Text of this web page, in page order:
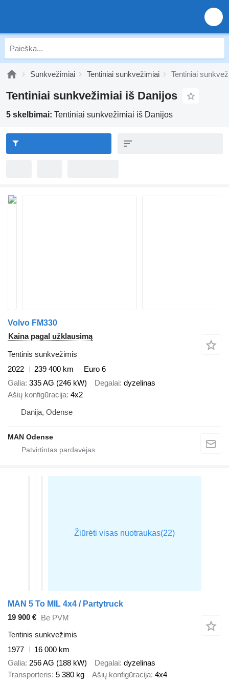
Sunkvežimiai Tentiniai sunkvežimiai Tentiniai
Tentiniai sunkvežimiai iš Danijos
5 skelbimai: Tentiniai sunkvežimiai iš Danijos
Volvo FM330
Kaina pagal užklausimą
Tentinis sunkvežimis
2022
239 400 km
Euro 6
Galia 335 AG (246 kW) Degalai dyzelinas
Ašių konfigūracija 4x2
Danija, Odense
MAN Odense
MAN 5 To MIL 4x4 / Partytruck
19 900 € Be PVM
Tentinis sunkvežimis
1977
16 000 km
Galia 256 AG (188 kW) Degalai dyzelinas
Transporteris 5 380 kg Ašių konfigūracija 4x4